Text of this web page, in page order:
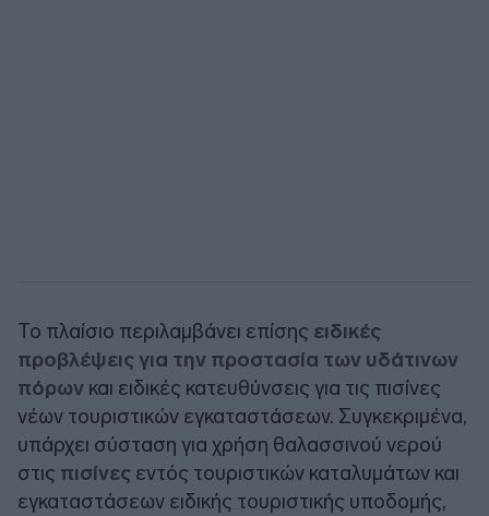
Το πλαίσιο περιλαμβάνει επίσης ειδικές
προβλέψεις για την προστασία των υδάτινων
πόρων και ειδικές κατευθύνσεις για τις πισίνες
νέων τουριστικών εγκαταστάσεων. Συγκεκριμένα,
υπάρχει σύσταση για χρήση θαλασσινού νερού
στις πισίνες εντός τουριστικών καταλυμάτων και
εγκαταστάσεων ειδικής τουριστικής υποδομής,